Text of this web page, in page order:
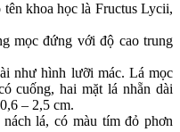
khoa học là Fructus Lycii,
mọc đứng với độ cao trung
như hình lưỡi mác. Lá mọc
cuống, hai mặt lá nhẵn dài
– 2,5 cm.
lá, có màu tím đỏ phơn